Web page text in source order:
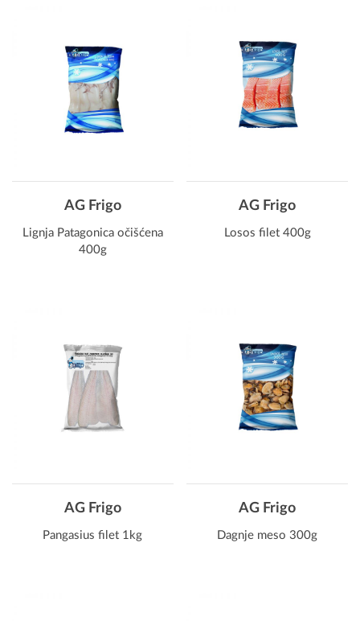
AG Frigo
Lignja Patagonica očišćena
400g
AG Frigo
Losos filet 400g
AG Frigo
Pangasius filet 1kg
AG Frigo
Dagnje meso 300g